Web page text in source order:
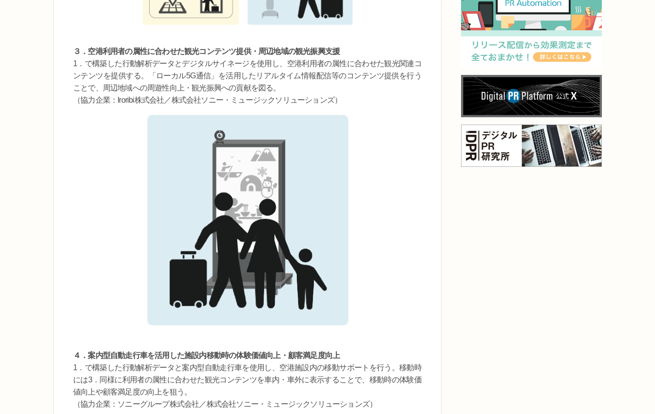
３．空港利用者の属性に合わせた観光コンテンツ提供・周辺地域の観光振興支援
1．で構築した行動解析データとデジタルサイネージを使用し、空港利用者の属性に合わせた観光関連コ
ンテンツを提供する。「ローカル5G通信」を活用したリアルタイム情報配信等のコンテンツ提供を行う
ことで、周辺地域への周遊性向上・観光振興への貢献を図る。
（協力企業：Iroribi株式会社／株式会社ソニー・ミュージックソリューションズ）
４．案内型自動走行車を活用した施設内移動時の体験価値向上・顧客満足度向上
1．で構築した行動解析データと案内型自動走行車を使用し、空港施設内の移動サポートを行う。移動時
には3．同様に利用者の属性に合わせた観光コンテンツを車内・車外に表示することで、移動時の体験価
値向上や顧客満足度の向上を狙う。
（協力企業：ソニーグループ株式会社／株式会社ソニー・ミュージックソリューションズ）